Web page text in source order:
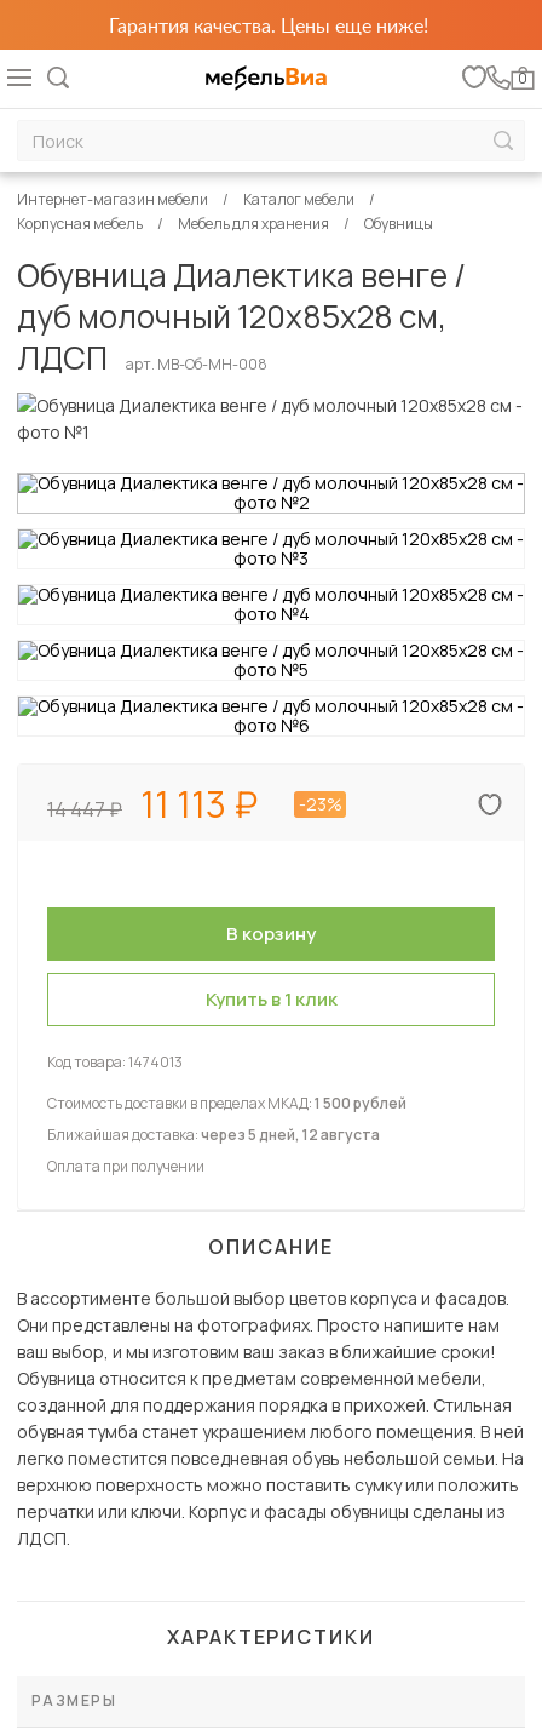
Гарантия качества. Цены еще ниже!
0
Интернет-магазин мебели
Каталог мебели
Корпусная мебель
Мебель для хранения Обувницы
Обувница Диалектика венге /
дуб молочный 120х85х28 см,
ЛДСП
арт. MB-Об-МН-008
14 447 11 113 -23%
Купить в 1 клик
Код товара:1474013
Стоимость доставки в пределах МКАД:1 500 рублей
Ближайшая доставка:через 5 дней, 12 августа
Оплата при получении
ОПИСАНИЕ
В ассортименте большой выбор цветов корпуса и фасадов.
Они представлены на фотографиях. Просто напишите нам
ваш выбор, и мы изготовим ваш заказ в ближайшие сроки!
Обувница относится к предметам современной мебели,
созданной для поддержания порядка в прихожей. Стильная
обувная тумба станет украшением любого помещения. В ней
легко поместится повседневная обувь небольшой семьи. На
верхнюю поверхность можно поставить сумку или положить
перчатки или ключи. Корпус и фасады обувницы сделаны из
ЛДСП.
ХАРАКТЕРИСТИКИ
РАЗМЕРЫ